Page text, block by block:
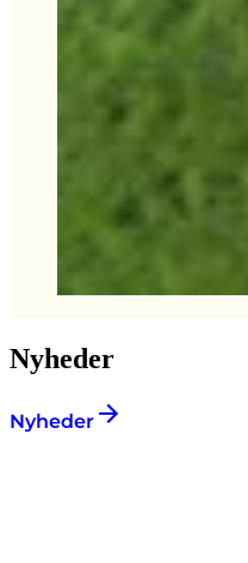
Nyheder
Nyheder